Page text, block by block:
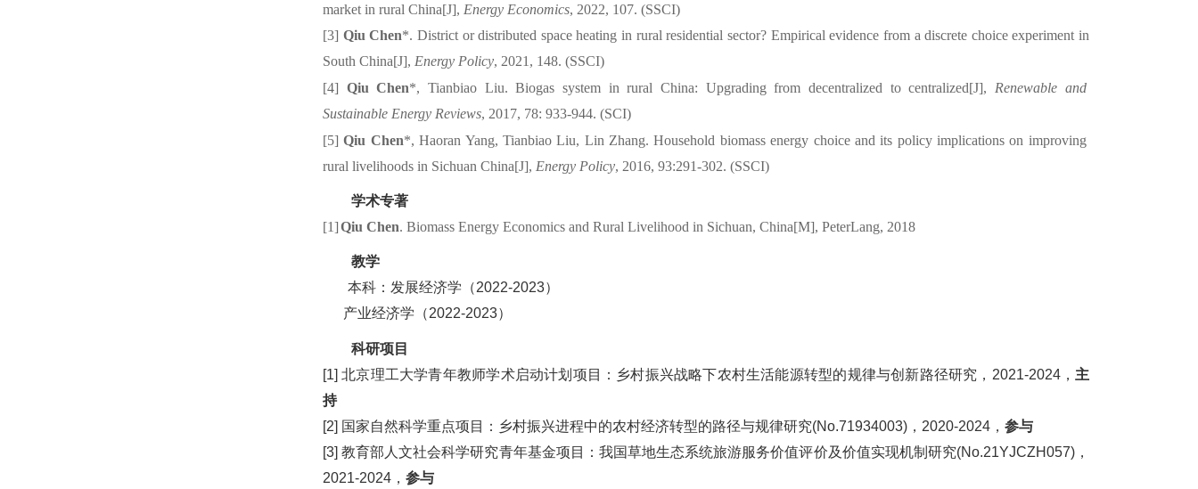
market in rural China[J], Energy Economics, 2022, 107. (SSCI)
[3] Qiu Chen*. District or distributed space heating in rural residential sector? Empirical evidence from a discrete choice experiment in
South China[J], Energy Policy, 2021, 148. (SSCI)
[4] Qiu Chen*,Tianbiao Liu. Biogas system in rural China: Upgrading from decentralized to centralized[J], Renewable and
Sustainable Energy Reviews, 2017, 78: 933-944. (SCI)
[5]Qiu Chen*, Haoran Yang, TianbiaoLiu, Lin Zhang. Household biomass energy choice and its policy implications on improving
rural livelihoods in Sichuan China[J], Energy Policy, 2016, 93:291-302. (SSCI)
学术专著
[1]Qiu Chen. Biomass Energy Economics and Rural Livelihood in Sichuan, China[M], PeterLang, 2018
教学
本科： 发展经济学 （2022-2023）
产业经济学（2022-2023）
科研项目
[1] 北京理工大学青年教师学术启动计划项目： 乡村振兴战略下农村生活能源转型的规律与创新路径研究 ，2021-2024， 主
持
[2] 国家自然科学重点项目： 乡村振兴进程中的农村经济转型的路径与规律研究(No.71934003) ，2020-2024 ， 参与
[3]教育部人文社会科学研究青年基金项 目 ： 我国草地生态系统旅游服务价值评价及价值实现机制研究(No.21YJCZH057)，
2021-2024 ， 参与